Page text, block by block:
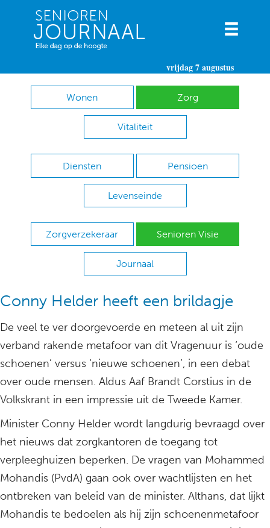
vrijdag 7 augustus
Wonen Zorg
Vitaliteit
Diensten Pensioen
Levenseinde
Zorgverzekeraar Senioren Visie
Journaal
Conny Helder heeft een brildagje
De veel te ver doorgevoerde en meteen al uit zijn
verband rakende metafoor van dit Vragenuur is ‘oude
schoenen’ versus ‘nieuwe schoenen’, in een debat
over oude mensen. Aldus Aaf Brandt Corstius in de
Volkskrant in een impressie uit de Tweede Kamer.
Minister Conny Helder wordt langdurig bevraagd over
het nieuws dat zorgkantoren de toegang tot
verpleeghuizen beperken. De vragen van Mohammed
Mohandis (PvdA) gaan ook over wachtlijsten en het
ontbreken van beleid van de minister. Althans, dat lijkt
Mohandis te bedoelen als hij zijn schoenenmetafoor